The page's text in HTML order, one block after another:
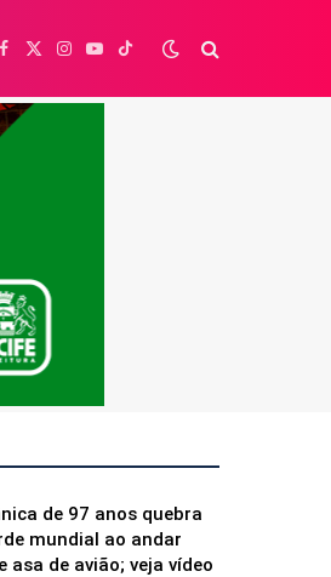
Facebook
X
Instagram
YouTubeTikTok
Neymar curte momento
familiar após polêmica
partida contra Remo